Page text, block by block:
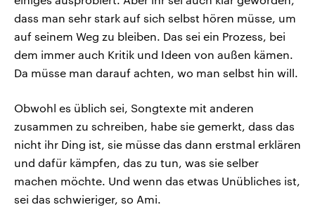
dass man sehr stark auf sich selbst hören müsse, um
auf seinem Weg zu bleiben. Das sei ein Prozess, bei
dem immer auch Kritik und Ideen von außen kämen.
Da müsse man darauf achten, wo man selbst hin will.
Obwohl es üblich sei, Songtexte mit anderen
zusammen zu schreiben, habe sie gemerkt, dass das
nicht ihr Ding ist, sie müsse das dann erstmal erklären
und dafür kämpfen, das zu tun, was sie selber
machen möchte. Und wenn das etwas Unübliches ist,
sei das schwieriger, so Ami.